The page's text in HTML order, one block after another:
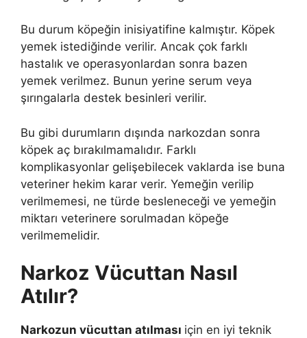
Bu durum köpeğin inisiyatifine kalmıştır. Köpek
yemek istediğinde verilir. Ancak çok farklı
hastalık ve operasyonlardan sonra bazen
yemek verilmez. Bunun yerine serum veya
şırıngalarla destek besinleri verilir.
Bu gibi durumların dışında narkozdan sonra
köpek aç bırakılmamalıdır. Farklı
komplikasyonlar gelişebilecek vaklarda ise buna
veteriner hekim karar verir. Yemeğin verilip
verilmemesi, ne türde besleneceği ve yemeğin
miktarı veterinere sorulmadan köpeğe
verilmemelidir.
Narkoz Vücuttan Nasıl
Atılır?
Narkozun vücuttan atılması için en iyi teknik